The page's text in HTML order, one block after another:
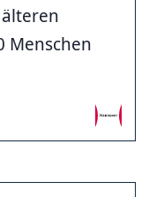
Menschen